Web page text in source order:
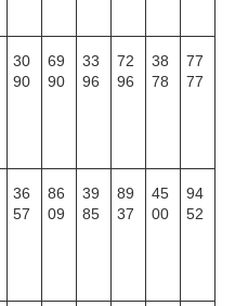
30
90
69
90
33
96
72
96
38
78
77
77
36
57
86
09
39
85
89
37
45
00
94
52